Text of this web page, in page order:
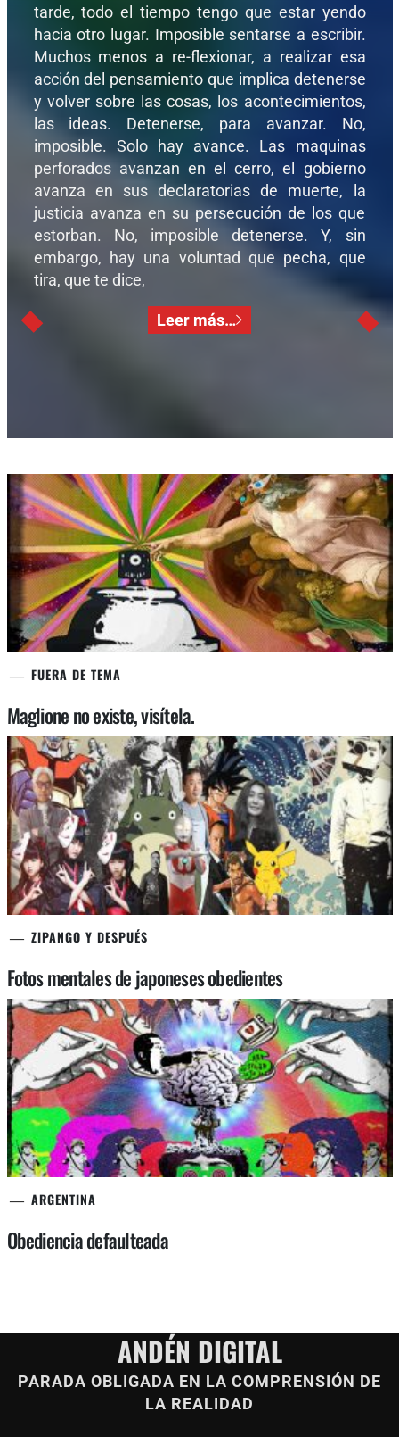
tarde, todo el tiempo tengo que estar yendo
hacia otro lugar. Imposible sentarse a escribir.
Muchos menos a re-flexionar, a realizar esa
acción del pensamiento que implica detenerse
y volver sobre las cosas, los acontecimientos,
las ideas. Detenerse, para avanzar. No,
imposible. Solo hay avance. Las maquinas
perforados avanzan en el cerro, el gobierno
avanza en sus declaratorias de muerte, la
justicia avanza en su persecución de los que
estorban. No, imposible detenerse. Y, sin
embargo, hay una voluntad que pecha, que
tira, que te dice,
Leer más…
FUERA DE TEMA
Maglione no existe, visítela.
ZIPANGO Y DESPUÉS
Fotos mentales de japoneses obedientes
ARGENTINA
Obediencia defaulteada
ANDÉN DIGITAL
PARADA OBLIGADA EN LA COMPRENSIÓN DE
LA REALIDAD